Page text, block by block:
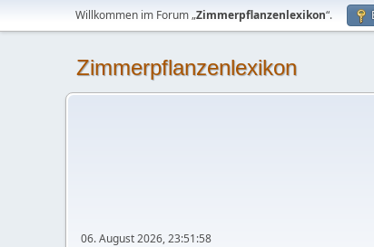
Willkommen im Forum „Zimmerpflanzenlexikon“.
Zimmerpflanzenlexikon
06. August 2026, 23:51:58